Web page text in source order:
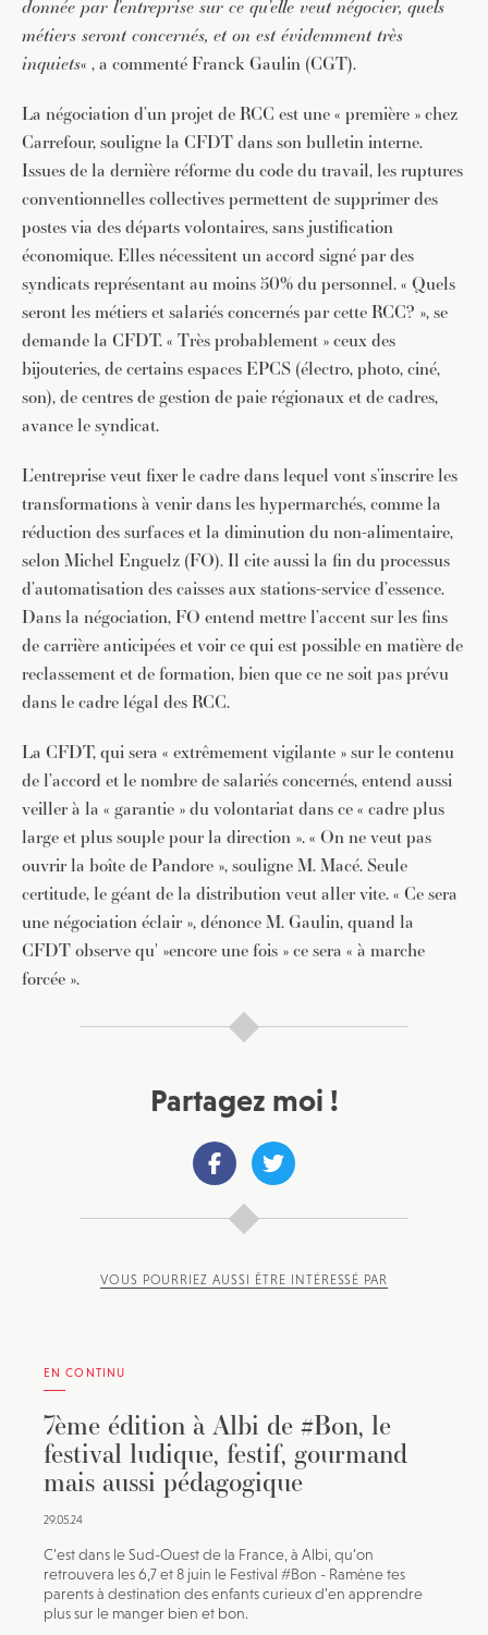
donnée par l’entreprise sur ce qu’elle veut négocier, quels
métiers seront concernés, et on est évidemment très
inquiets« , a commenté Franck Gaulin (CGT).
La négociation d’un projet de RCC est une « première » chez
Carrefour, souligne la CFDT dans son bulletin interne.
Issues de la dernière réforme du code du travail, les ruptures
conventionnelles collectives permettent de supprimer des
postes via des départs volontaires, sans justification
économique. Elles nécessitent un accord signé par des
syndicats représentant au moins 50% du personnel. « Quels
seront les métiers et salariés concernés par cette RCC? », se
demande la CFDT. « Très probablement » ceux des
bijouteries, de certains espaces EPCS (électro, photo, ciné,
son), de centres de gestion de paie régionaux et de cadres,
avance le syndicat.
L’entreprise veut fixer le cadre dans lequel vont s’inscrire les
transformations à venir dans les hypermarchés, comme la
réduction des surfaces et la diminution du non-alimentaire,
selon Michel Enguelz (FO). Il cite aussi la fin du processus
d’automatisation des caisses aux stations-service d’essence.
Dans la négociation, FO entend mettre l’accent sur les fins
de carrière anticipées et voir ce qui est possible en matière de
reclassement et de formation, bien que ce ne soit pas prévu
dans le cadre légal des RCC.
La CFDT, qui sera « extrêmement vigilante » sur le contenu
de l’accord et le nombre de salariés concernés, entend aussi
veiller à la « garantie » du volontariat dans ce « cadre plus
large et plus souple pour la direction ». « On ne veut pas
ouvrir la boîte de Pandore », souligne M. Macé. Seule
certitude, le géant de la distribution veut aller vite. « Ce sera
une négociation éclair », dénonce M. Gaulin, quand la
CFDT observe qu' »encore une fois » ce sera « à marche
forcée ».
Partagez moi !
VOUS POURRIEZ AUSSI ÊTRE INTÉRESSÉ PAR
EN CONTINU
7ème édition à Albi de #Bon, le
festival ludique, festif, gourmand
mais aussi pédagogique
29.05.24
C’est dans le Sud-Ouest de la France, à Albi, qu’on
retrouvera les 6,7 et 8 juin le Festival #Bon - Ramène tes
parents à destination des enfants curieux d’en apprendre
plus sur le manger bien et bon.